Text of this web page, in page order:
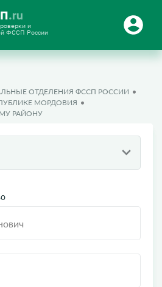
.ru
и
ФССП России
ОТДЕЛЕНИЯ ФССП РОССИИ
МОРДОВИЯ
РАЙОНУ